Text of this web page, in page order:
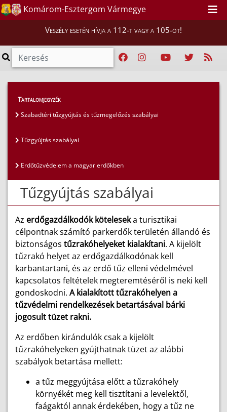
Komárom-Esztergom Vármegye
Veszély esetén hívja a 112-t vagy a 105-öt!
Lakosság >
Tűzgyújtás szabályai
Tartalomjegyzék
Szabadtéri tűzgyújtás és tűzmegelőzés szabályai
Tűzgyújtás szabályai
Erdőtűzvédelem a magyar erdőkben
Tűzgyújtás szabályai
Az erdőgazdálkodók köteleseka turisztikai
célpontnak számító parkerdők területén állandó és
biztonságos tűzrakóhelyeket kialakítani. A kijelölt
tűzrakó helyet az erdőgazdálkodónak kell
karbantartani, és az erdő tűz elleni védelmével
kapcsolatos feltételek megteremtéséről is neki kell
gondoskodni. A kialakított tűzrakóhelyen a
tűzvédelmi rendelkezések betartásával bárki
jogosult tüzet rakni.
Az erdőben kirándulók csak a kijelölt
tűzrakóhelyeken gyújthatnak tüzet az alábbi
szabályok betartása mellett:
a tűz meggyújtása előtt a tűzrakóhely
környékét meg kell tisztítani a levelektől,
faágaktól annak érdekében, hogy a tűz ne